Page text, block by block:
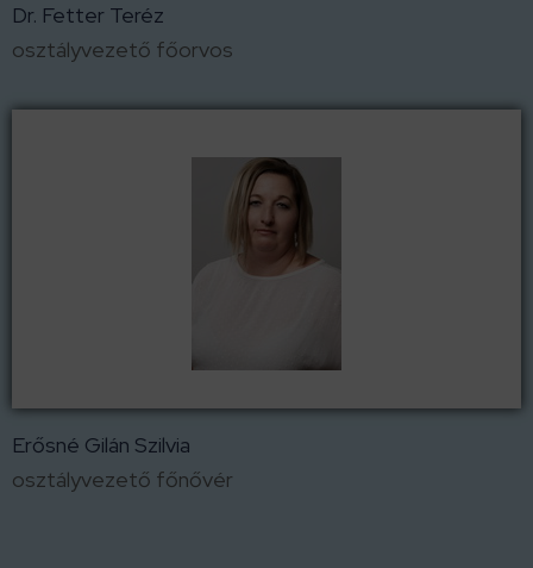
Dr. Fetter Teréz
osztályvezető főorvos
Erősné Gilán Szilvia
osztályvezető főnővér